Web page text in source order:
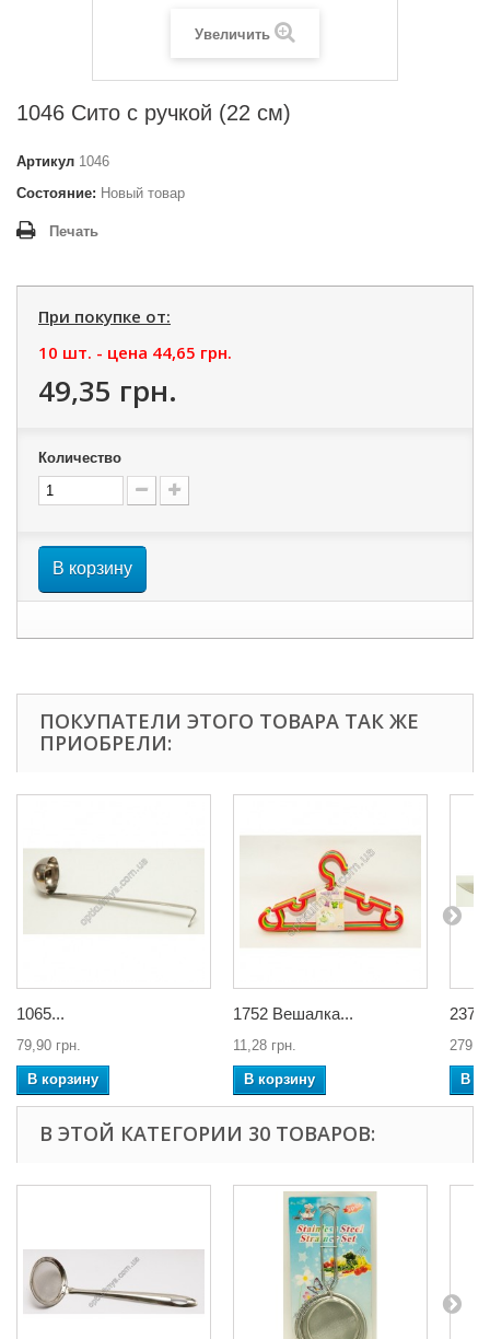
Увеличить
1046 Сито c ручкой (22 см)
Артикул 1046
Состояние: Новый товар
Печать
При покупке от:
10 шт. - цена 44,65 грн.
49,35 грн.
Количество
В корзину
ПОКУПАТЕЛИ ЭТОГО ТОВАРА ТАК ЖЕ
ПРИОБРЕЛИ:
1065...
79,90 грн.
В корзину
1752 Вешалка...
11,28 грн.
В корзину В
В ЭТОЙ КАТЕГОРИИ 30 ТОВАРОВ: